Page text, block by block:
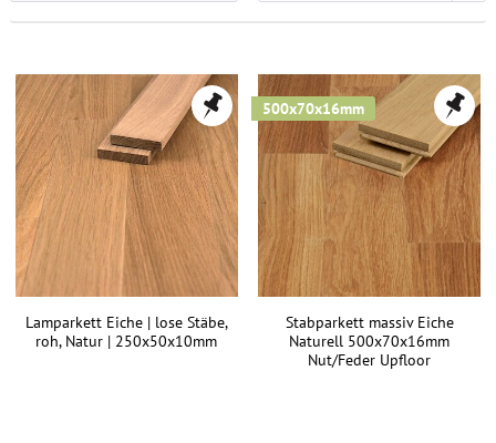
Lamparkett Eiche | lose Stäbe,
roh, Natur | 250x50x10mm
500x70x16mm
Stabparkett massiv Eiche
Naturell 500x70x16mm
Nut/Feder Upfloor